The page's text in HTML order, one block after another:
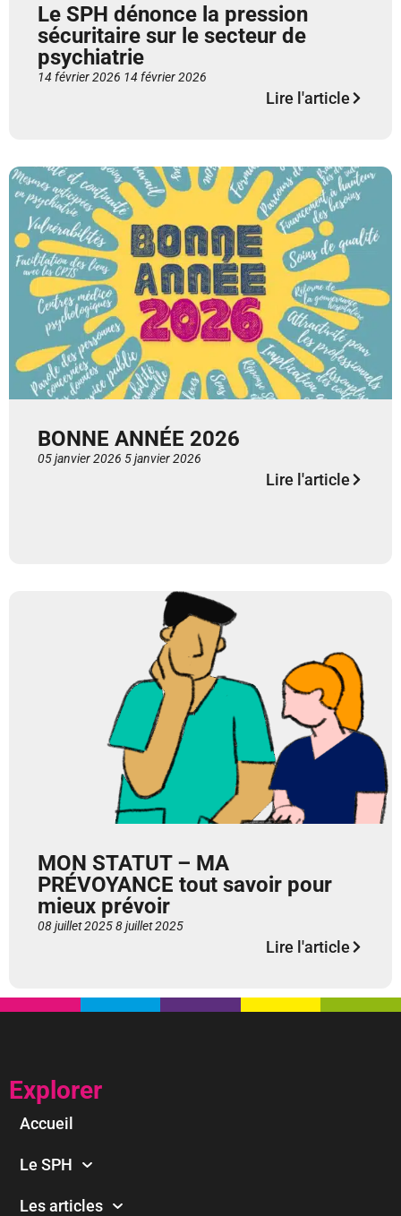
Le SPH dénonce la pression
sécuritaire sur le secteur de
psychiatrie
14 février 2026 14 février 2026
Lire l'article
BONNE ANNÉE 2026
05 janvier 2026 5 janvier 2026
Lire l'article
MON STATUT – MA
PRÉVOYANCE tout savoir pour
mieux prévoir
08 juillet 20258 juillet 2025
Lire l'article
Explorer
Accueil
Le SPH
Les articles